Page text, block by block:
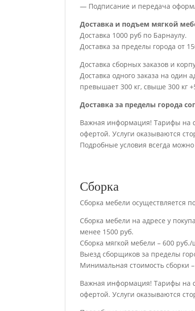
— Подписание и передача
Доставка и подъем мягкой
Доставка 1000 руб по Барнаулу.
Доставка за пределы города от
Доставка сборных заказов и
Доставка одного заказа на один
превышает 300 кг, свыше 300 кг
Доставка за пределы города
Важная информация! Тарифы на
офертой. Услуги оказываются
Подробные условия всегда
Сборка
Сборка мебели осуществляется
Сборка мебели на адресе у
менее 1500 руб.
Сборка мягкой мебели – 600 руб./
Выезд сборщиков за пределы
Минимальная стоимость сборки
Важная информация! Тарифы на
офертой. Услуги оказываются